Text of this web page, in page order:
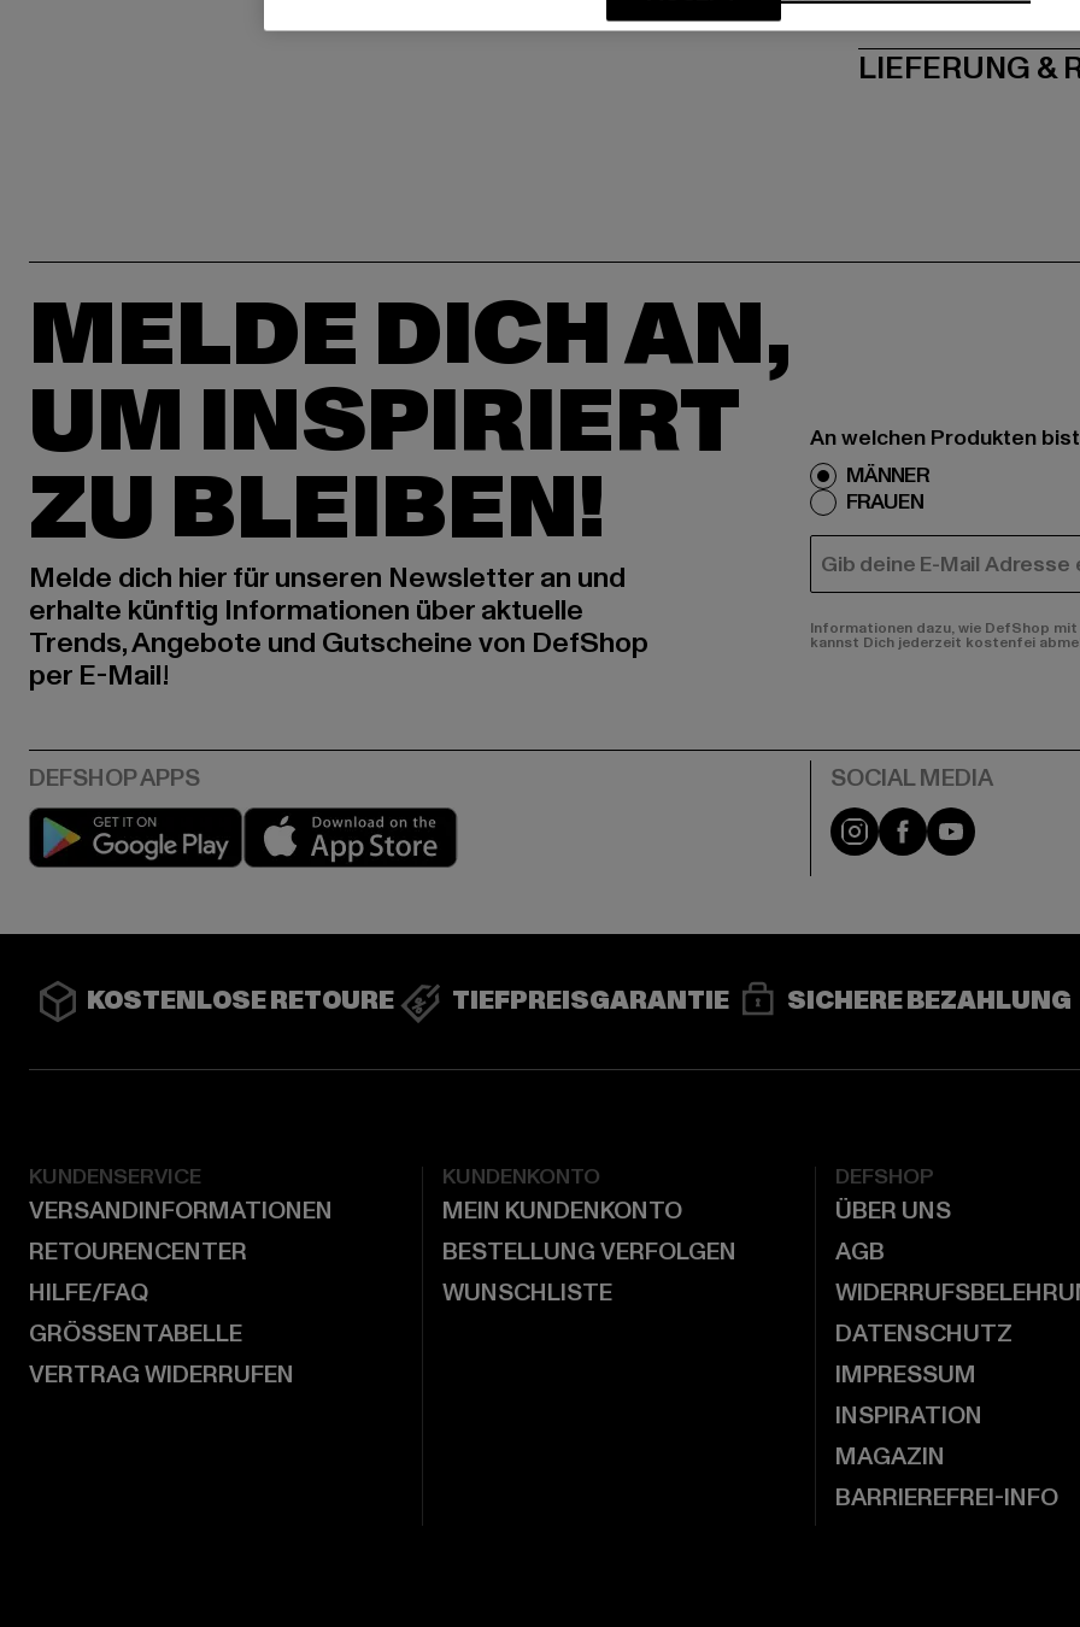
LIEFERUNG &
MELDE DICH AN,
UM INSPIRIERT
ZU BLEIBEN!
Melde dich hier für unseren Newsletter an und
erhalte künftig Informationen über aktuelle
Trends, Angebote und Gutscheine von DefShop
per E-Mail!
An welchen Produkten
MÄNNER
FRAUEN
E-MAIL
Informationen dazu, wie DefShop
kannst Dich jederzeit kostenfei
Play market Instagram
FacebookYouTube
KOSTENLOSE RETOURE TIEFPREISGARANTIE SICHERE BEZAHLUNG
KUNDENSERVICE
VERSANDINFORMATIONEN
RETOURENCENTER
HILFE/FAQ
GRÖSSENTABELLE
VERTRAG WIDERRUFEN
KUNDENKONTO
MEIN KUNDENKONTO
BESTELLUNG VERFOLGEN
WUNSCHLISTE
DEFSHOP
ÜBER UNS
AGB
DATENSCHUTZ
IMPRESSUM
INSPIRATION
MAGAZIN
BARRIEREFREI-INFO